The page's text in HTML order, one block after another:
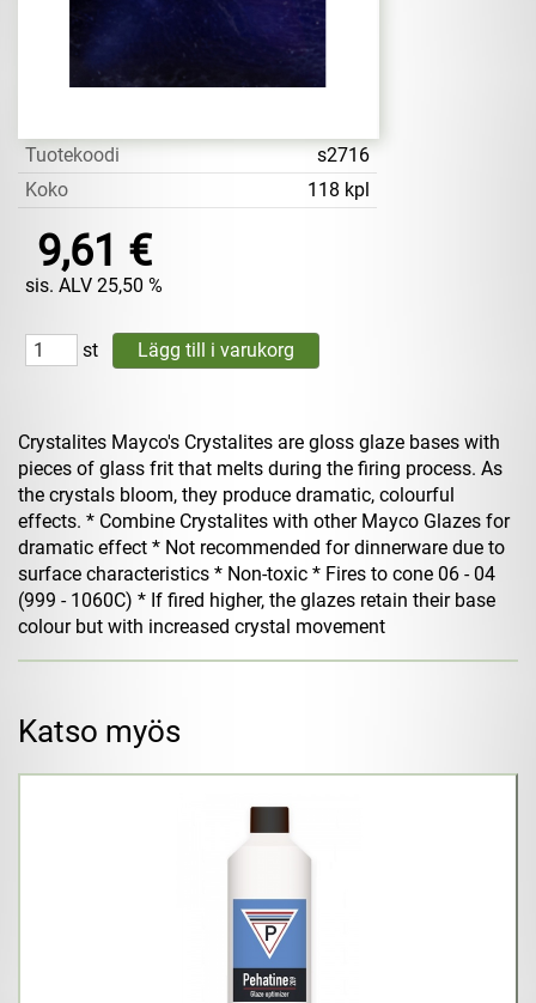
Tuotekoodi
s2716
Koko
118 kpl
9,61 €
sis. ALV 25,50 %
st
Crystalites Mayco's Crystalites are gloss glaze bases with
pieces of glass frit that melts during the firing process. As
the crystals bloom, they produce dramatic, colourful
effects. * Combine Crystalites with other Mayco Glazes for
dramatic effect * Not recommended for dinnerware due to
surface characteristics * Non-toxic * Fires to cone 06 - 04
(999 - 1060C) * If fired higher, the glazes retain their base
colour but with increased crystal movement
Katso myös